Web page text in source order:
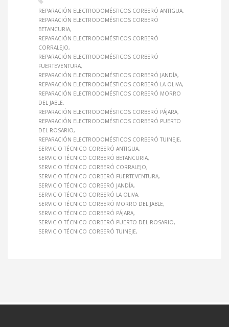
REPARACIÓN ELECTRODOMÉSTICOS CORBERÓ ANTIGUA
REPARACIÓN ELECTRODOMÉSTICOS CORBERÓ
BETANCURIA
REPARACIÓN ELECTRODOMÉSTICOS CORBERÓ
CORRALEJO
REPARACIÓN ELECTRODOMÉSTICOS CORBERÓ
FUERTEVENTURA
REPARACIÓN ELECTRODOMÉSTICOS CORBERÓ JANDÍA
REPARACIÓN ELECTRODOMÉSTICOS CORBERÓ LA OLIVA
REPARACIÓN ELECTRODOMÉSTICOS CORBERÓ MORRO
DEL JABLE
REPARACIÓN ELECTRODOMÉSTICOS CORBERÓ PÁJARA
REPARACIÓN ELECTRODOMÉSTICOS CORBERÓ PUERTO
DEL ROSARIO
REPARACIÓN ELECTRODOMÉSTICOS CORBERÓ TUINEJE
SERVICIO TÉCNICO CORBERÓ ANTIGUA
SERVICIO TÉCNICO CORBERÓ BETANCURIA
SERVICIO TÉCNICO CORBERÓ CORRALEJO
SERVICIO TÉCNICO CORBERÓ FUERTEVENTURA
SERVICIO TÉCNICO CORBERÓ JANDÍA
SERVICIO TÉCNICO CORBERÓ LA OLIVA
SERVICIO TÉCNICO CORBERÓ MORRO DEL JABLE
SERVICIO TÉCNICO CORBERÓ PÁJARA
SERVICIO TÉCNICO CORBERÓ PUERTO DEL ROSARIO
SERVICIO TÉCNICO CORBERÓ TUINEJE